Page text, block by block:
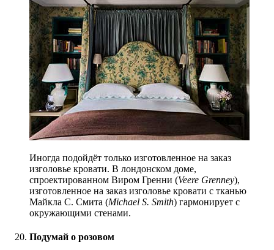
Иногда подойдёт только изготовленное на заказ
изголовье кровати. В лондонском доме,
спроектированном Виром Гренни (Veere Grenney),
изготовленное на заказ изголовье кровати с тканью
Майкла С. Смита (Michael S. Smith) гармонирует с
окружающими стенами.
Подумай о розовом